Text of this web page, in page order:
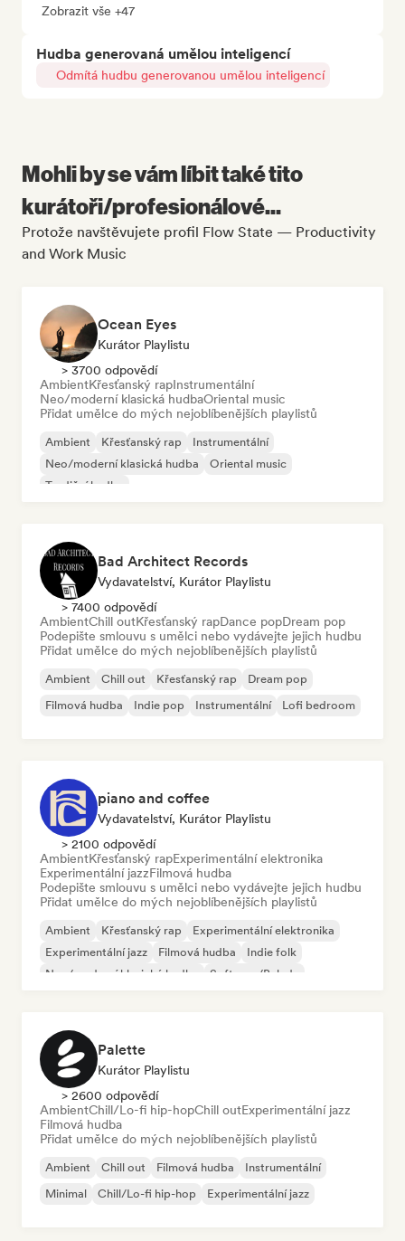
Zobrazit vše +47
Hudba generovaná umělou inteligencí
Odmítá hudbu generovanou umělou inteligencí
Mohli by se vám líbit také tito
kurátoři/profesionálové...
Protože navštěvujete profil Flow State — Productivity
and Work Music
Ocean Eyes
Kurátor Playlistu
> 3700 odpovědí
AmbientKřesťanský rapInstrumentální
Neo/moderní klasická hudbaOriental music
Přidat umělce do mých nejoblíbenějších playlistů
Ambient Křesťanský rap
Instrumentální
Neo/moderní klasická hudba
Oriental music
Tradiční hudba
Bad Architect Records
Vydavatelství, Kurátor Playlistu
> 7400 odpovědí
AmbientChill outKřesťanský rapDance popDream pop
Podepište smlouvu s umělci nebo vydávejte jejich hudbu
Přidat umělce do mých nejoblíbenějších playlistů
Ambient Chill out Křesťanský rap
Dream pop
Filmová hudba
Indie pop Instrumentální Lofi bedroom
piano and coffee
Vydavatelství, Kurátor Playlistu
> 2100 odpovědí
AmbientKřesťanský rapExperimentální elektronika
Experimentální jazzFilmová hudba
Podepište smlouvu s umělci nebo vydávejte jejich hudbu
Přidat umělce do mých nejoblíbenějších playlistů
Ambient Křesťanský rap
Experimentální elektronika
Experimentální jazz
Filmová hudba
Indie folk
Neo/moderní klasická hudba
Soft pop/Balada
Palette
Kurátor Playlistu
> 2600 odpovědí
AmbientChill/Lo-fi hip-hopChill outExperimentální jazz
Filmová hudba
Přidat umělce do mých nejoblíbenějších playlistů
Ambient Chill out Filmová hudba
Instrumentální
Minimal
Chill/Lo-fi hip-hop Experimentální jazz